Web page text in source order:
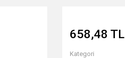
658,48 TL
Kategori